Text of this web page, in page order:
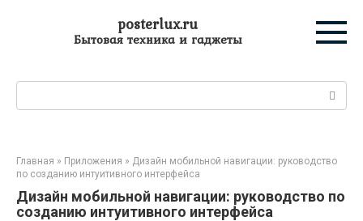
posterlux.ru
Бытовая техника и гаджеты
Главная » Приложения » Дизайн мобильной навигации: руководство
по созданию интуитивного интерфейса
Дизайн мобильной навигации: руководство по
созданию интуитивного интерфейса